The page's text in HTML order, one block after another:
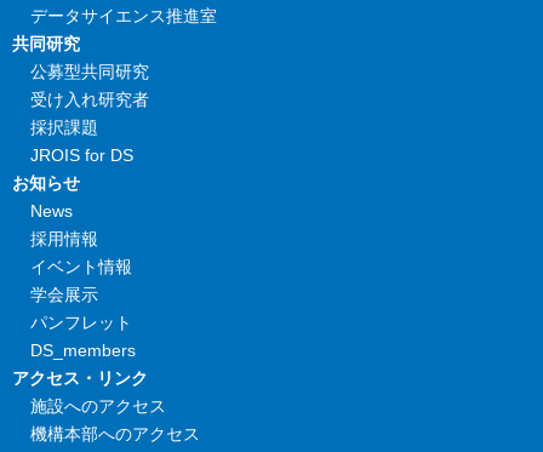
データサイエンス推進室
共同研究
公募型共同研究
受け入れ研究者
採択課題
JROIS for DS
お知らせ
News
採用情報
イベント情報
学会展示
パンフレット
DS_members
アクセス・リンク
施設へのアクセス
機構本部へのアクセス